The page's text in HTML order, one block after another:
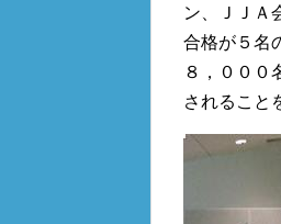
ン、ＪＪＡ
合格が５名
８，０００
されること